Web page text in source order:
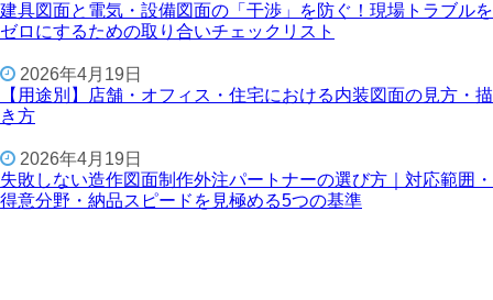
建具図面と電気・設備図面の「干渉」を防ぐ！現場トラブルを
ゼロにするための取り合いチェックリスト
2026年4月19日
【用途別】店舗・オフィス・住宅における内装図面の見方・描
き方
2026年4月19日
失敗しない造作図面制作外注パートナーの選び方｜対応範囲・
得意分野・納品スピードを見極める5つの基準